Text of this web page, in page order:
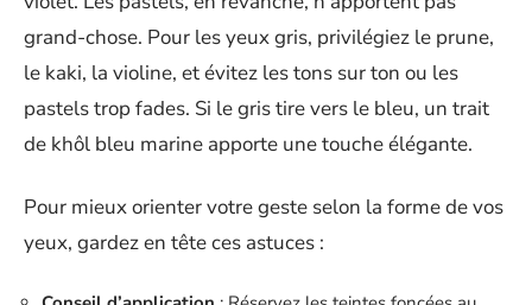
grand-chose. Pour les yeux gris, privilégiez le prune,
le kaki, la violine, et évitez les tons sur ton ou les
pastels trop fades. Si le gris tire vers le bleu, un trait
de khôl bleu marine apporte une touche élégante.
Pour mieux orienter votre geste selon la forme de vos
yeux, gardez en tête ces astuces :